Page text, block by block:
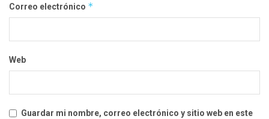
Correo electrónico *
Web
Guardar mi nombre, correo electrónico y sitio web en este